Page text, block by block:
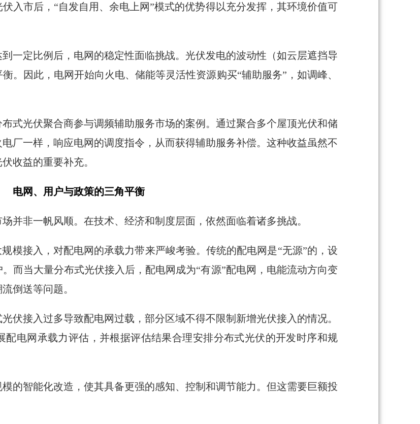
入市后，“自发自用、余电上网”模式的优势得以充分发挥，其环境价值可
一定比例后，电网的稳定性面临挑战。光伏发电的波动性（如云层遮挡导
。因此，电网开始向火电、储能等灵活性资源购买“辅助服务”，如调峰、
式光伏聚合商参与调频辅助服务市场的案例。通过聚合多个屋顶光伏和储
厂一样，响应电网的调度指令，从而获得辅助服务补偿。这种收益虽然不
收益的重要补充。
电网、用户与政策的三角平衡
并非一帆风顺。在技术、经济和制度层面，依然面临着诸多挑战。
模接入，对配电网的承载力带来严峻考验。传统的配电网是“无源”的，设
而当大量分布式光伏接入后，配电网成为“有源”配电网，电能流动方向变
倒送等问题。
伏接入过多导致配电网过载，部分区域不得不限制新增光伏接入的情况。
配电网承载力评估，并根据评估结果合理安排分布式光伏的开发时序和规
的智能化改造，使其具备更强的感知、控制和调节能力。但这需要巨额投